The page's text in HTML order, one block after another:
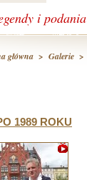
i podania
główna > Galerie >
1989 ROKU